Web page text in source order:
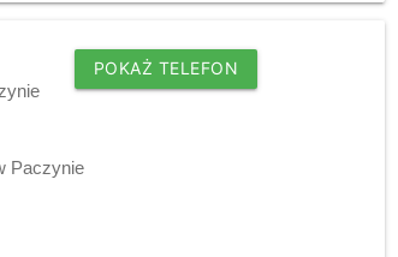
POKAŻ TELEFON
Paczynie